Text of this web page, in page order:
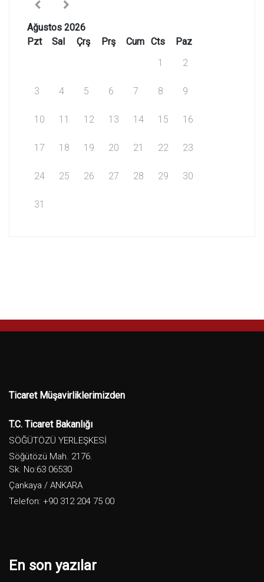
Ağustos 2026
Pzt
Sal Çrş Prş Cum Cts
Paz
1
2
3 4 5 6 7 8 9
10 11 12 13 14 15 16
17 18 19 20 21 22 23
24 25 26 27 28 29 30
31
Ticaret Müşavirliklerimizden
T.C. Ticaret Bakanlığı
SÖĞÜTÖZÜ YERLEŞKESİ
Söğütözü Mah. 2176.
Sk. No:63 06530
Çankaya / ANKARA
Telefon: +90 312 204 75 00
En son yazılar